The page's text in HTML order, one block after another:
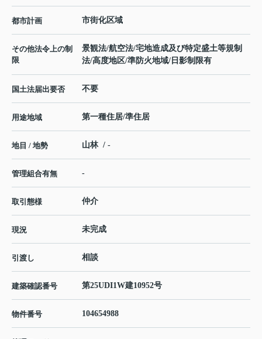
都市計画 市街化区域
その他法令上の制
限
景観法/航空法/宅地造成及び特定盛土等規制
法/高度地区/準防火地域/日影制限有
国土法届出要否 不要
用途地域 第一種住居/準住居
地目 / 地勢 山林 / -
管理組合有無 -
取引態様 仲介
現況 未完成
引渡し 相談
建築確認番号 第25UDI1W建10952号
物件番号 104654988